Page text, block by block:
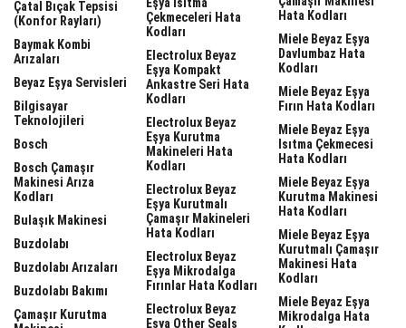
Çatal Bıçak Tepsisi
(Konfor Rayları)
Baymak Kombi
Arızaları
Beyaz Eşya Servisleri
Bilgisayar
Teknolojileri
Bosch
Bosch Çamaşır
Makinesi Arıza
Kodları
Bulaşık Makinesi
Buzdolabı
Buzdolabı Arızaları
Buzdolabı Bakımı
Çamaşır Kurutma
Eşya Isıtma
Çekmeceleri Hata
Kodları
Electrolux Beyaz
Eşya Kompakt
Ankastre Seri Hata
Kodları
Electrolux Beyaz
Eşya Kurutma
Makineleri Hata
Kodları
Electrolux Beyaz
Eşya Kurutmalı
Çamaşır Makineleri
Hata Kodları
Electrolux Beyaz
Eşya Mikrodalga
Fırınlar Hata Kodları
Electrolux Beyaz
Eşya Other Seals
Hata Kodları
Miele Beyaz Eşya
Davlumbaz Hata
Kodları
Miele Beyaz Eşya
Fırın Hata Kodları
Miele Beyaz Eşya
Isıtma Çekmecesi
Hata Kodları
Miele Beyaz Eşya
Kurutma Makinesi
Hata Kodları
Miele Beyaz Eşya
Kurutmalı Çamaşır
Makinesi Hata
Kodları
Miele Beyaz Eşya
Mikrodalga Hata